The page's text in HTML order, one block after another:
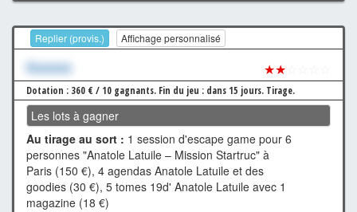
Replier (provis.) Affichage personnalisé
Xxxxxxx ★★
Dotation : 360 € / 10 gagnants. Fin du jeu : dans 15 jours. Tirage.
Les lots à gagner
Au tirage au sort : 1 session d'escape game pour 6
personnes "Anatole Latuile – Mission Startruc" à
Paris (150 €), 4 agendas Anatole Latuile et des
goodies (30 €), 5 tomes 19d' Anatole Latuile avec 1
magazine (18 €)